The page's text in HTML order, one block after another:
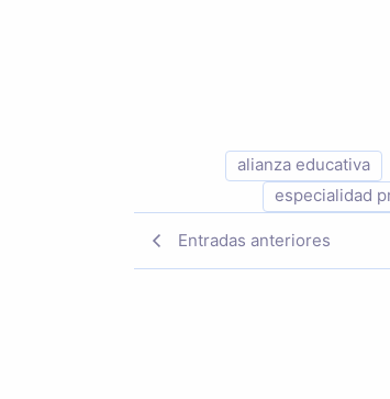
alianza educativa
especialidad
Entradas anteriores